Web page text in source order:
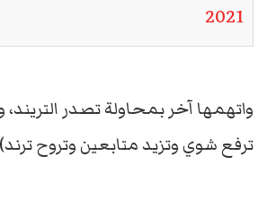
2021
واتهمها آخر بمحاولة تصدر
ترفع شوي وتزيد متابعين وتروح